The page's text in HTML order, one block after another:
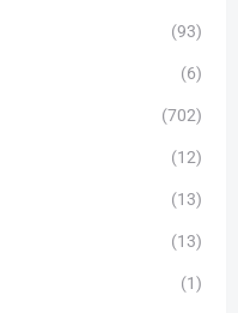
(93)
(6)
(702)
(12)
(13)
(13)
(1)